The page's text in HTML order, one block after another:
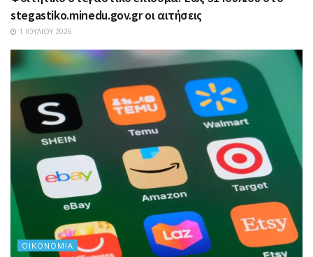
stegastiko.minedu.gov.gr οι αιτήσεις
1 ΙΟΥΛΊΟΥ 2026
ΟΙΚΟΝΟΜΊΑ